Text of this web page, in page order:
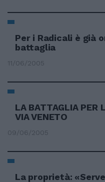
Per i Radicali è già
battaglia
11/06/2005
LA BATTAGLIA PER
VIA VENETO
09/06/2005
La proprietà: